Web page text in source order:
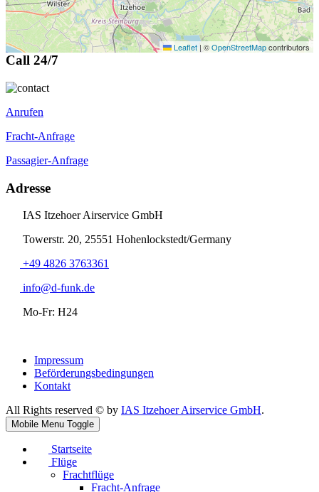
Leaflet | ©OpenStreetMapcontributors
Call 24/7
Anrufen
Fracht-Anfrage
Passagier-Anfrage
Adresse
IAS Itzehoer Airservice GmbH
Towerstr. 20, 25551 Hohenlockstedt/Germany
+49 4826 3763361
info@d-funk.de
Mo-Fr: H24
Impressum
Beförderungsbedingungen
Kontakt
All Rights reserved © by IAS Itzehoer Airservice GmbH.
Mobile Menu Toggle
Startseite
Flüge
Frachtflüge
Fracht-Anfrage